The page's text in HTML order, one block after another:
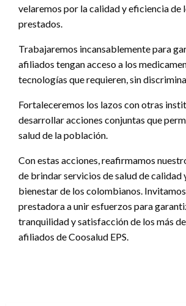
velaremos por la calidad y eficiencia de
prestados.
Trabajaremos incansablemente para
afiliados tengan acceso a los
tecnologías que requieren, sin
Fortaleceremos los lazos con otras
desarrollar acciones conjuntas que
salud de la población.
Con estas acciones, reafirmamos
de brindar servicios de salud de
bienestar de los colombianos.
prestadora a unir esfuerzos para
tranquilidad y satisfacción de los más
afiliados de Coosalud EPS.